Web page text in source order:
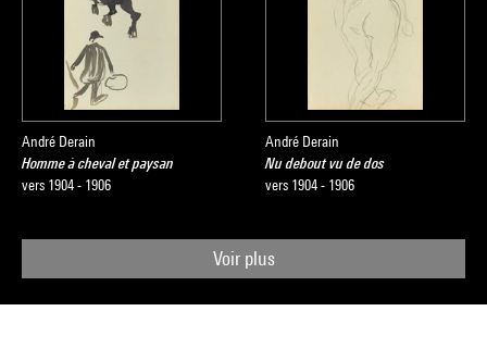
André Derain
Homme à cheval et paysan
vers 1904 - 1906
André Derain
Nu debout vu de dos
vers 1904 - 1906
Voir plus